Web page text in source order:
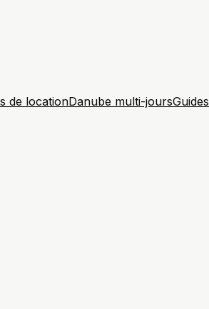
de locationDanube multi-joursGuides